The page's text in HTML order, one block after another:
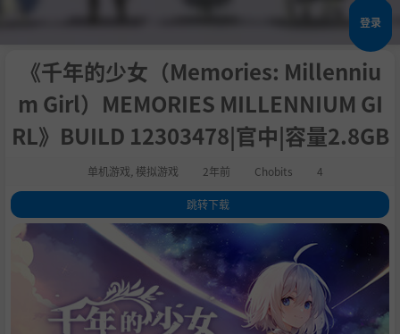
登录
《千年的少女（Memories: Millenniu
m Girl）MEMORIES MILLENNIUM GI
RL》BUILD 12303478|官中|容量2.8GB
单机游戏 模拟游戏 2年前 Chobits 4
跳转下载
1.关于这款游戏
.
.支持作者
学习版下载